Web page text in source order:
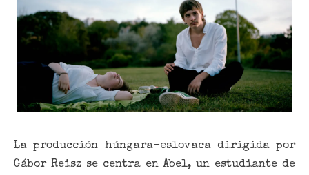
La producción húngara-eslovaca dirigida por
Gábor Reisz se centra en Abel, un estudiante de